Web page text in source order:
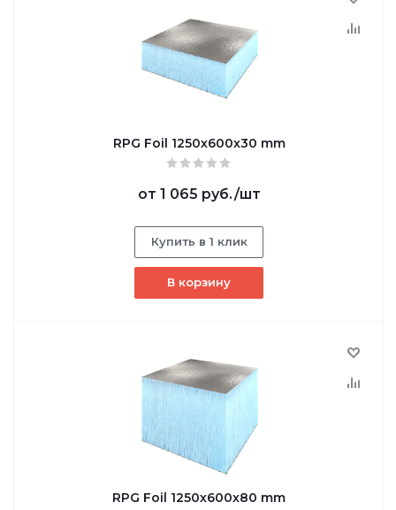
RPG Foil 1250х600х30 mm
от 1 065 руб./шт
Купить в 1 клик
В корзину
RPG Foil 1250х600х80 mm